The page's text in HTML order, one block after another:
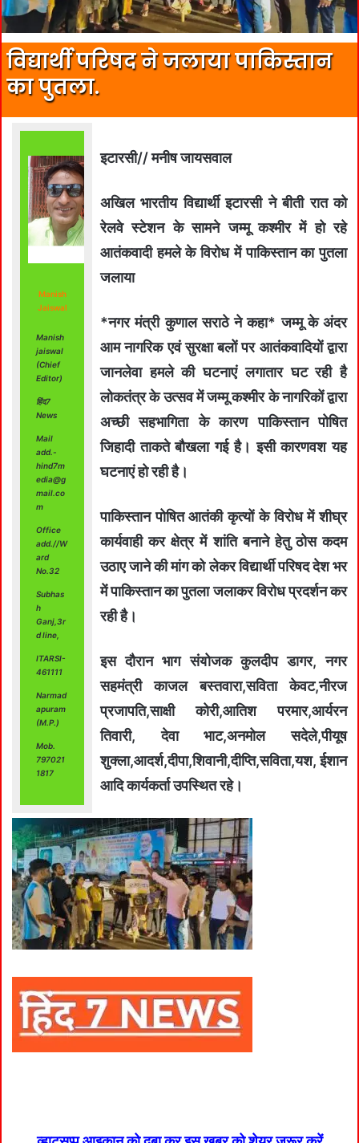
विद्यार्थी परिषद ने जलाया पाकिस्तान
का पुतला.
Manish
Jaiswal
Manish
jaiswal
(Chief
Editor)
हिंद7
News
Mail
add.-
hind7m
edia@g
mail.co
m
Office
add.//W
ard
No.32
Subhas
h
Ganj,3r
d line,
ITARSI-
461111
Narmad
apuram
(M.P.)
Mob.
797021
1817
इटारसी// मनीष जायसवाल
अखिल भारतीय विद्यार्थी इटारसी ने बीती रात को
रेलवे स्टेशन के सामने जम्मू कश्मीर में हो रहे
आतंकवादी हमले के विरोध में पाकिस्तान का पुतला
जलाया
*नगर मंत्री कुणाल सराठे ने कहा* जम्मू के अंदर
आम नागरिक एवं सुरक्षा बलों पर आतंकवादियों द्वारा
जानलेवा हमले की घटनाएं लगातार घट रही है
लोकतंत्र के उत्सव में जम्मू कश्मीर के नागरिकों द्वारा
अच्छी सहभागिता के कारण पाकिस्तान पोषित
जिहादी ताकते बौखला गई है। इसी कारणवश यह
घटनाएं हो रही है।
पाकिस्तान पोषित आतंकी कृत्यों के विरोध में शीघ्र
कार्यवाही कर क्षेत्र में शांति बनाने हेतु ठोस कदम
उठाए जाने की मांग को लेकर विद्यार्थी परिषद देश भर
में पाकिस्तान का पुतला जलाकर विरोध प्रदर्शन कर
रही है।
इस दौरान भाग संयोजक कुलदीप डागर, नगर
सहमंत्री काजल बस्तवारा,सविता केवट,नीरज
प्रजापति,साक्षी कोरी,आतिश परमार,आर्यरन
तिवारी, देवा भाट,अनमोल सदेले,पीयूष
शुक्ला,आदर्श,दीपा,शिवानी,दीप्ति,सविता,यश, ईशान
आदि कार्यकर्ता उपस्थित रहे।